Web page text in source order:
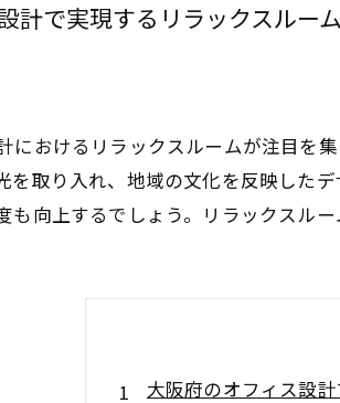
計で実現するリラックスルー
におけるリラックスルームが注目を
を取り入れ、地域の文化を反映した
も向上するでしょう。リラックスル
大阪府のオフィス設